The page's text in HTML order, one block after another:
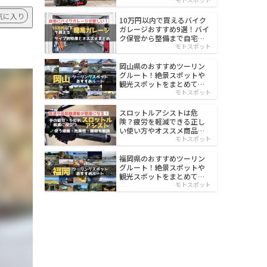
に入り
10万円以内で買えるバイク
ガレージおすすめ9選！バイ
ク保管から整備まで自宅で
モトスポット
岡山県のおすすめツーリン
グルート！絶景スポットや
観光スポットをまとめて紹
モトスポット
スロットルアシストは危
険？疲労を軽減できる正し
い使い方やオススメ商品を
モトスポット
福岡県のおすすめツーリン
グルート！絶景スポットや
観光スポットをまとめて紹
モトスポット